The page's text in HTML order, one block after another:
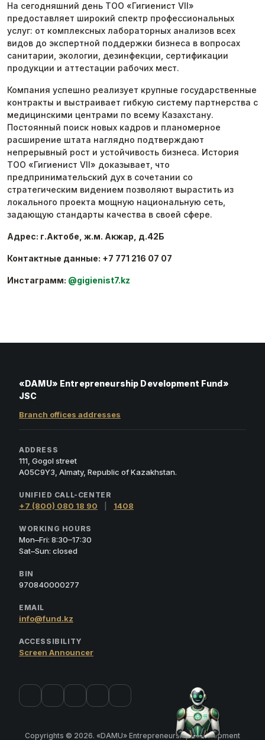
На сегодняшний день ТОО «Гигиенист VII»
предоставляет широкий спектр профессиональных
услуг: от комплексных лабораторных анализов всех
видов до экспертной поддержки бизнеса в вопросах
санитарии, экологии, дезинфекции, сертификации
продукции и аттестации рабочих мест.
Компания успешно реализует крупные государственные
контракты и выстраивает гибкую систему партнерства с
медицинскими центрами по всему Казахстану.
Постоянный поиск новых кадров и планомерное
расширение штата наглядно подтверждают
непрерывный рост и устойчивость бизнеса. История
ТОО «Гигиенист VII» доказывает, что
предпринимательский дух в сочетании со
стратегическим видением позволяют вырастить из
локального проекта мощную национальную сеть,
задающую стандарты качества в своей сфере.
Адрес: г.Актобе, ж.м. Акжар, д.42Б
Контактные данные: +7 771 216 07 07
Инстаграмм: @gigienist7.kz
«DAMU» Entrepreneurship Development Fund»
JSC
Branch offices addresses
ADDRESS
111, Gogol street
A05C9Y3, Almaty, Republic of Kazakhstan.
UNIFIED CALL-CENTER
+7 (800) 080 18 90 1408
WORKING HOURS
Mon–Fri: 8:30–17:30
Sat–Sun: closed
BIN
970840000277
EMAIL
info@fund.kz
ACCESSIBILITY
Screen Announcer
Copyrights © 2026. «DAMU» Entrepreneurship Development